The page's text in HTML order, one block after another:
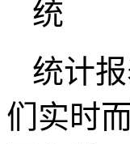
统计
们实时